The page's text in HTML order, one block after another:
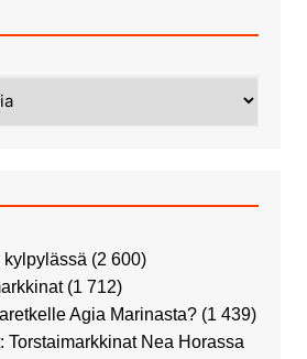
(2 600)
(1 712)
Agia Marinasta? (1 439)
Torstaimarkkinat Nea Horassa